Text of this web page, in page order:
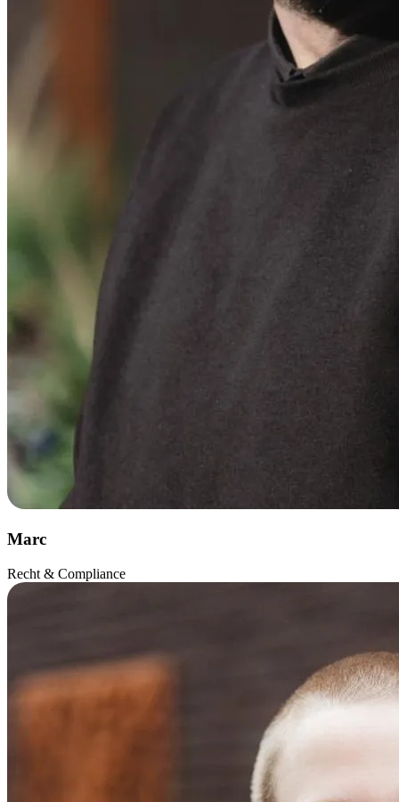
Marc
Recht & Compliance